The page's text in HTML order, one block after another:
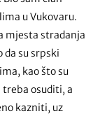
u Vukovaru.
mjesta stradanja
da su srpski
kao što su
osuditi, a
kazniti, uz